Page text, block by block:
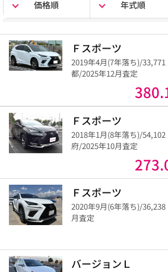
価格順 年式順
Ｆスポーツ
2019年4月(7年落ち)/
都/2025年12月査定
Ｆスポーツ
2018年1月(8年落ち)/
府/2025年10月査定
Ｆスポーツ
2020年9月(6年落ち)/
月査定
バージョンＬ